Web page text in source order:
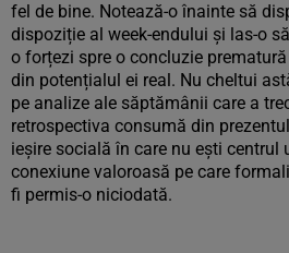
fel de bine. Notează-o înainte să
dispoziție al week-endului și las-o
o forțezi spre o concluzie
din potențialul ei real. Nu cheltui
pe analize ale săptămânii care a
retrospectiva consumă din
ieșire socială în care nu ești centrul
conexiune valoroasă pe care
fi permis-o niciodată.